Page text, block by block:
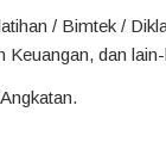
/ Bimtek /
Keuangan, dan